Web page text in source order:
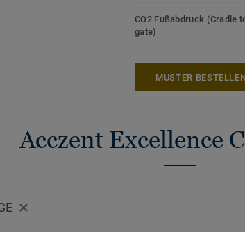
CO2 Fußabdruck (Cradle
gate)
MUSTER
Acczent Excellence